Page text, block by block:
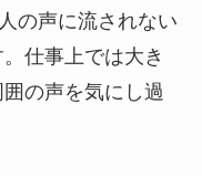
の声に流されない
仕事上では大き
の声を気にし過